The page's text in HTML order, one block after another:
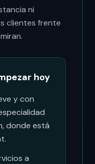
ni
clientes frente
hoy
y con
donde está
a